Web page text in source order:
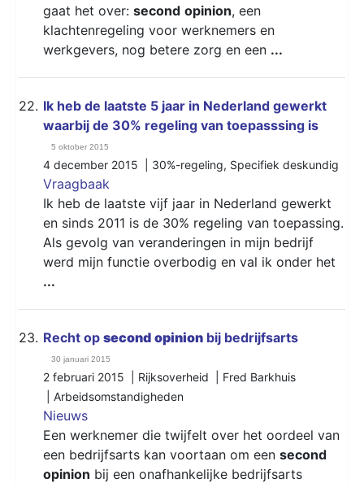
gaat het over: second opinion, een
klachtenregeling voor werknemers en
werkgevers, nog betere zorg en een ...
22. Ik heb de laatste 5 jaar in Nederland gewerkt
waarbij de 30% regeling van toepasssing is
5 oktober 2015
4 december 2015 | 30%-regeling, Specifiek deskundig
Vraagbaak
Ik heb de laatste vijf jaar in Nederland gewerkt
en sinds 2011 is de 30% regeling van toepassing.
Als gevolg van veranderingen in mijn bedrijf
werd mijn functie overbodig en val ik onder het
...
23. Recht op second opinion bij bedrijfsarts
30 januari 2015
2 februari 2015 | Rijksoverheid | Fred Barkhuis
Arbeidsomstandigheden
Nieuws
Een werknemer die twijfelt over het oordeel van
een bedrijfsarts kan voortaan om een second
opinion bij een onafhankelijke bedrijfsarts